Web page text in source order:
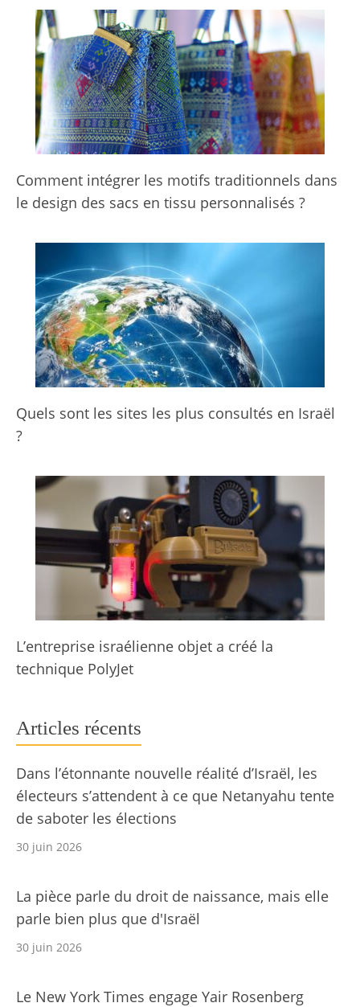
Comment intégrer les motifs traditionnels dans
le design des sacs en tissu personnalisés ?
Quels sont les sites les plus consultés en Israël
?
L’entreprise israélienne objet a créé la
technique PolyJet
Articles récents
Dans l’étonnante nouvelle réalité d’Israël, les
électeurs s’attendent à ce que Netanyahu tente
de saboter les élections
30 juin 2026
La pièce parle du droit de naissance, mais elle
parle bien plus que d'Israël
30 juin 2026
Le New York Times engage Yair Rosenberg